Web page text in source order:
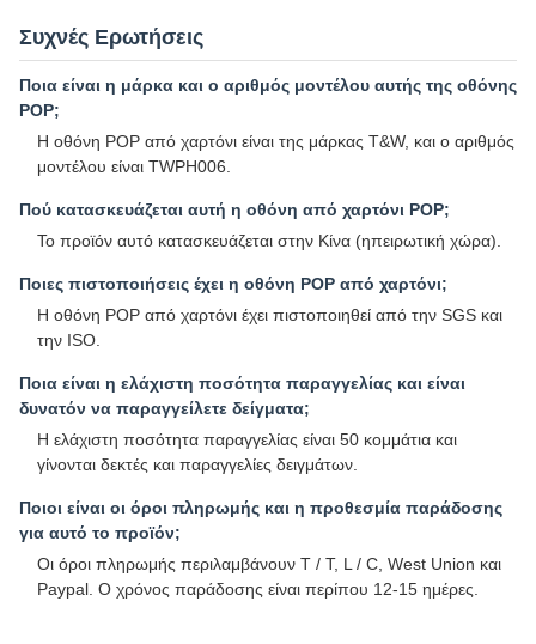
Συχνές Ερωτήσεις
Ποια είναι η μάρκα και ο αριθμός μοντέλου αυτής της οθόνης
POP;
Η οθόνη POP από χαρτόνι είναι της μάρκας T&W, και ο αριθμός
μοντέλου είναι TWPH006.
Πού κατασκευάζεται αυτή η οθόνη από χαρτόνι POP;
Το προϊόν αυτό κατασκευάζεται στην Κίνα (ηπειρωτική χώρα).
Ποιες πιστοποιήσεις έχει η οθόνη POP από χαρτόνι;
Η οθόνη POP από χαρτόνι έχει πιστοποιηθεί από την SGS και
την ISO.
Ποια είναι η ελάχιστη ποσότητα παραγγελίας και είναι
δυνατόν να παραγγείλετε δείγματα;
Η ελάχιστη ποσότητα παραγγελίας είναι 50 κομμάτια και
γίνονται δεκτές και παραγγελίες δειγμάτων.
Ποιοι είναι οι όροι πληρωμής και η προθεσμία παράδοσης
για αυτό το προϊόν;
Οι όροι πληρωμής περιλαμβάνουν T / T, L / C, West Union και
Paypal. Ο χρόνος παράδοσης είναι περίπου 12-15 ημέρες.